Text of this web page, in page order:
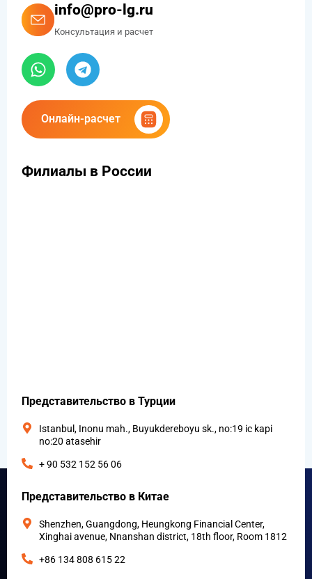
info@pro-lg.ru
Консультация и расчет
Онлайн-расчет
Филиалы в России
Представительство в Турции
Istanbul, Inonu mah., Buyukdereboyu sk., no:19 ic kapi
no:20 atasehir
+ 90 532 152 56 06
Представительство в Китае
Shenzhen, Guangdong, Heungkong Financial Center,
Xinghai avenue, Nnanshan district, 18th floor, Room 1812
+86 134 808 615 22